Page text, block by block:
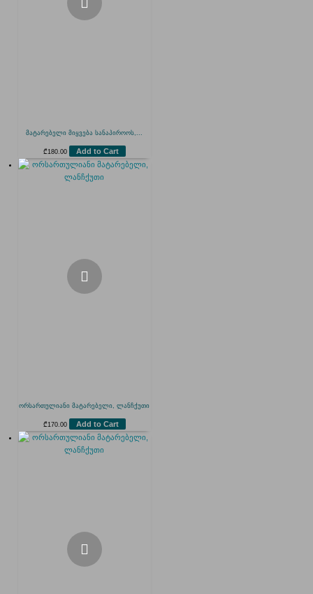
მატარებელი მიყვება სანაპიროოს,...
₾ 180.00 Add to Cart
ორსართულიანი მატარებელი, ლანჩქუთი
₾ 170.00 Add to Cart